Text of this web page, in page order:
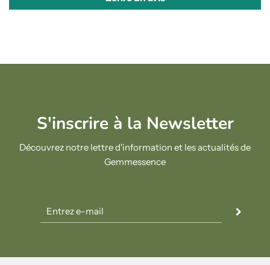
S'inscrire à la Newsletter
Découvrez notre lettre d'information et les actualités de
Gemmessence